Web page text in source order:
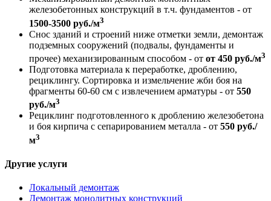
железобетонных конструкций в т.ч. фундаментов - от
1500-3500 руб./м3
Снос зданий и строений ниже отметки земли, демонтаж
подземных сооружений (подвалы, фундаменты и
прочее) механизированным способом - от от 450 руб./м3
Подготовка материала к переработке, дроблению,
рециклингу. Сортировка и измельчение жби боя на
фрагменты 60-60 см с извлечением арматуры - от 550
руб./м3
Рециклинг подготовленного к дроблению железобетона
и боя кирпича с сепарированием металла - от 550 руб./
м3
Другие услуги
Локальный демонтаж
Демонтаж монолитных конструкций